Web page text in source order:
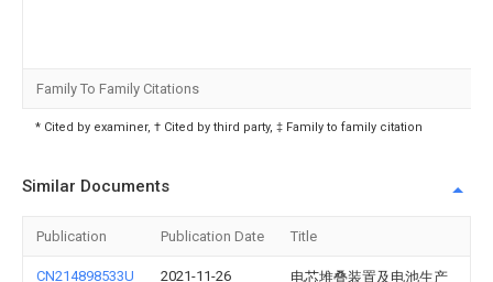
Family To Family Citations
* Cited by examiner, † Cited by third party, ‡ Family to family citation
Similar Documents
Publication Publication Date Title
CN214898533U 2021-11-26
电芯堆叠装置及电池生产